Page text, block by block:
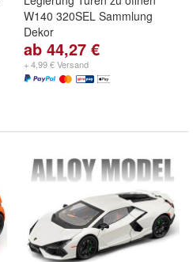
W140 320SEL Sammlung
Dekor
ab 44,27 €
+ 4,99 € Versand